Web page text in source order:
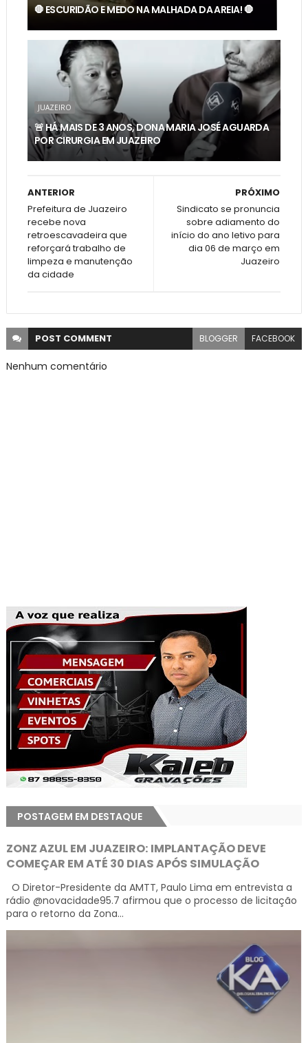
🛑 ESCURIDÃO E MEDO NA MALHADA DA AREIA! 🛑
JUAZEIRO
🚨 HÁ MAIS DE 3 ANOS, DONA MARIA JOSÉ AGUARDA
POR CIRURGIA EM JUAZEIRO
PRÓXIMO
Sindicato se pronuncia
sobre adiamento do
início do ano letivo para
dia 06 de março em
Juazeiro
ANTERIOR
Prefeitura de Juazeiro
recebe nova
retroescavadeira que
reforçará trabalho de
limpeza e manutenção
da cidade
POST COMMENT BLOGGER FACEBOOK
Nenhum comentário
POSTAGEM EM DESTAQUE
ZONZ AZUL EM JUAZEIRO: IMPLANTAÇÃO DEVE
COMEÇAR EM ATÉ 30 DIAS APÓS SIMULAÇÃO
O Diretor-Presidente da AMTT, Paulo Lima em entrevista a
rádio @novacidade95.7 afirmou que o processo de licitação
para o retorno da Zona...